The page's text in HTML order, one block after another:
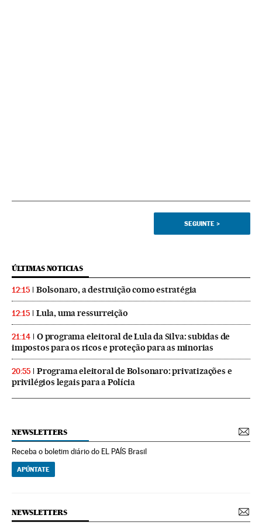
SEGUINTE >
ÚLTIMAS NOTICIAS
12:15 Bolsonaro, a destruição como estratégia
12:15 Lula, uma ressurreição
21:14
O programa eleitoral de Lula da Silva: subidas de
impostos para os ricos e proteção para as minorias
20:55
Programa eleitoral de Bolsonaro: privatizações e
privilégios legais para a Polícia
NEWSLETTERS
Receba o boletim diário do EL PAÍS Brasil
APÚNTATE
NEWSLETTERS